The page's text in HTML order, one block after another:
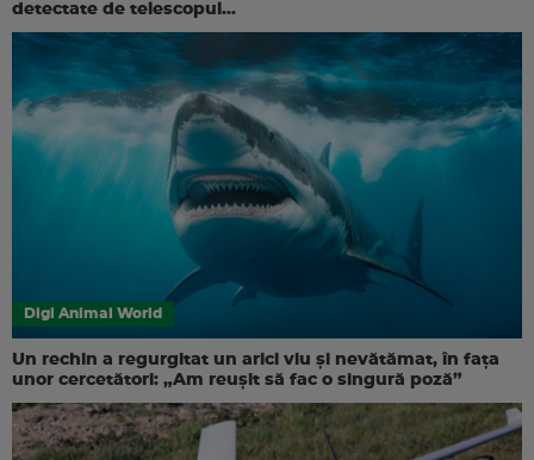
detectate de telescopul...
Digi Animal World
Un rechin a regurgitat un arici viu și nevătămat, în fața
unor cercetători: „Am reușit să fac o singură poză”